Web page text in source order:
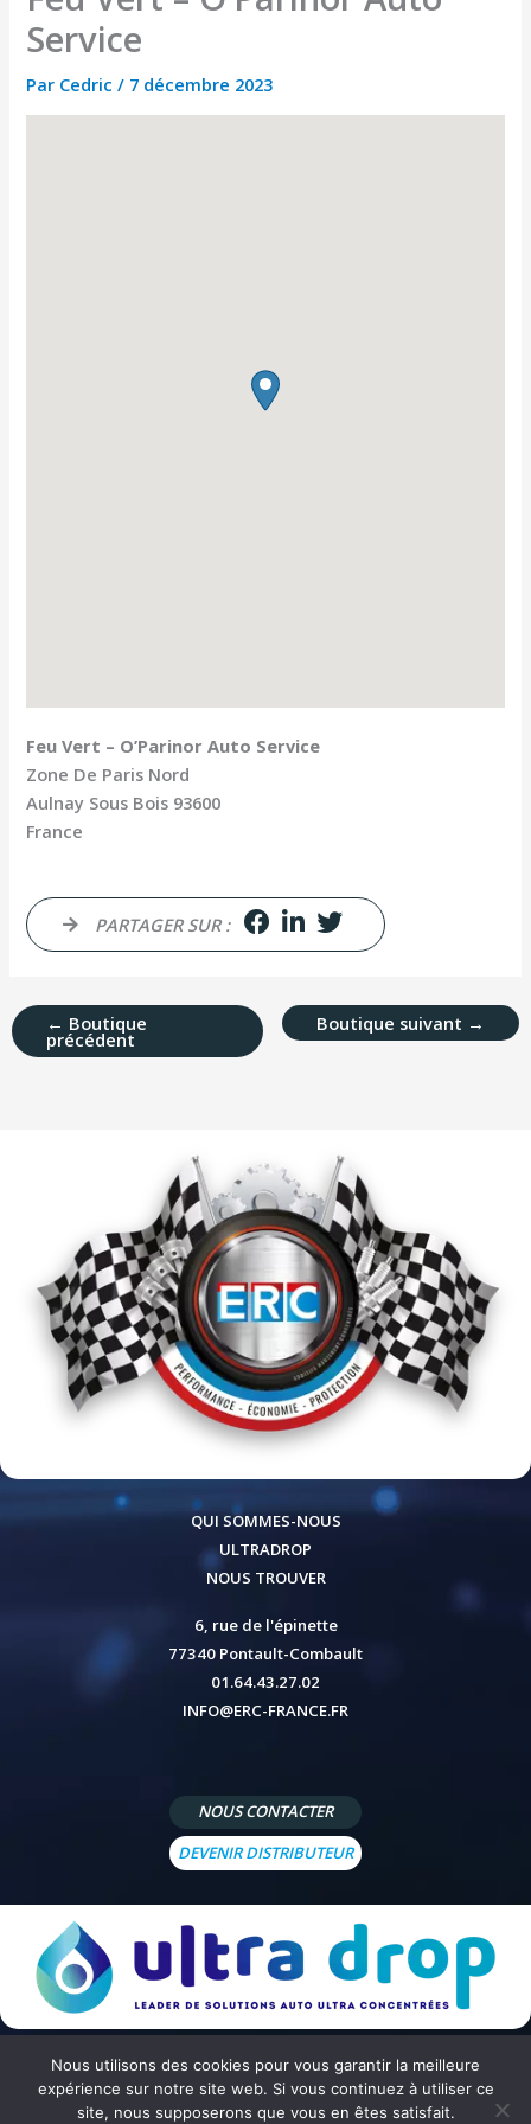
Service
Par Cedric/ 7 décembre 2023
Feu Vert – O’Parinor Auto Service
Zone De Paris Nord
Aulnay Sous Bois 93600
France
PARTAGER SUR :
← Boutique
précédent
Boutique suivant →
QUI SOMMES-NOUS
ULTRADROP
NOUS TROUVER
6, rue de l'épinette
77340 Pontault-Combault
01.64.43.27.02
INFO@ERC-FRANCE.FR
NOUS CONTACTER
DEVENIR DISTRIBUTEUR
© 2026 - Site réalisé par Peppermint Agency Mentions légales Politique de confidentialité
générales de vente
Nous utilisons des cookies pour vous garantir la meilleure
expérience sur notre site web. Si vous continuez à utiliser ce
site, nous supposerons que vous en êtes satisfait.